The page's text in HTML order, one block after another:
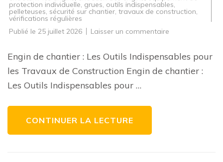
protection individuelle grues outils indispensables
pelleteuses sécurité sur chantier travaux de construction
vérifications régulières
Publié le 25 juillet 2026 Laisser un commentaire
Travaux
de
avec
Engin de chantier : Les Outils Indispensables pour
les Travaux de Construction Engin de chantier :
Les Outils Indispensables pour …
CONTINUER LA LECTURE